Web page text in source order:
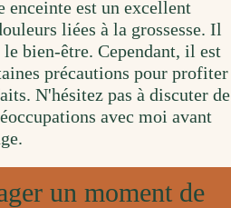
enceinte est un excellent
liées à la grossesse. Il
bien-être. Cependant, il est
précautions pour profiter
N'hésitez pas à discuter de
avec moi avant
un moment de